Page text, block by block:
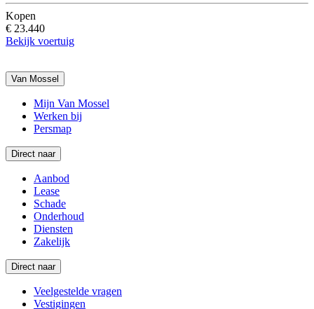
Kopen
€ 23.440
Bekijk voertuig
Van Mossel
Mijn Van Mossel
Werken bij
Persmap
Direct naar
Aanbod
Lease
Schade
Onderhoud
Diensten
Zakelijk
Direct naar
Veelgestelde vragen
Vestigingen